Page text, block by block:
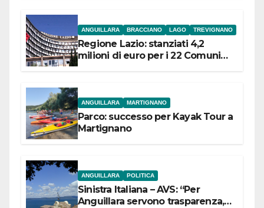
ANGUILLARA BRACCIANO LAGO TREVIGNANO
Regione Lazio: stanziati 4,2
milioni di euro per i 22 Comuni
ANGUILLARA MARTIGNANO
Parco: successo per Kayak Tour a
Martignano
ANGUILLARA POLITICA
Sinistra Italiana – AVS: “Per
Anguillara servono trasparenza,